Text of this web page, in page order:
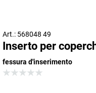
Art.: 568048 49
Inserto per
fessura d'inserimento